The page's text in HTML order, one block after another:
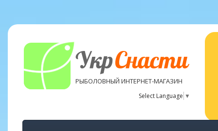
УкрСнасти
РЫБОЛОВНЫЙ ИНТЕРНЕТ-МАГАЗИН
Select Language ▼